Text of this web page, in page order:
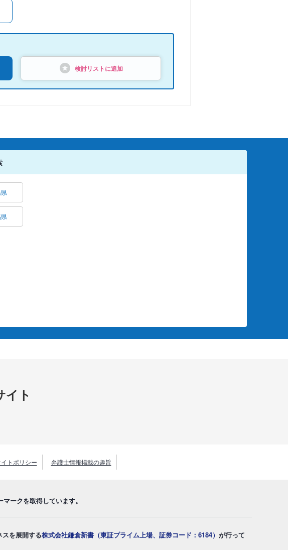
検討リストに追加
イト
トポリシー 弁護士情報掲載の趣旨
ークを取得しています。
スを展開する株式会社鎌倉新書（東証プライム上場、証券コード：6184） が行って